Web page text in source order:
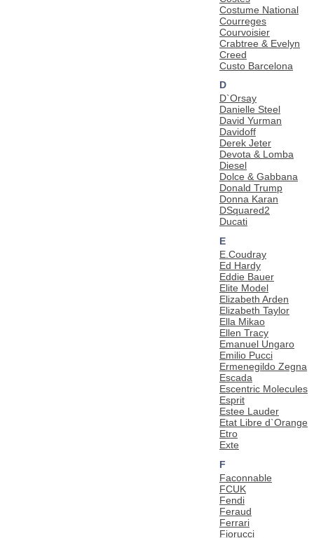
Costume National
Courreges
Courvoisier
Crabtree & Evelyn
Creed
Custo Barcelona
D
D`Orsay
Danielle Steel
David Yurman
Davidoff
Derek Jeter
Devota & Lomba
Diesel
Dolce & Gabbana
Donald Trump
Donna Karan
DSquared2
Ducati
E
E.Coudray
Ed Hardy
Eddie Bauer
Elite Model
Elizabeth Arden
Elizabeth Taylor
Ella Mikao
Ellen Tracy
Emanuel Ungaro
Emilio Pucci
Ermenegildo Zegna
Escada
Escentric Molecules
Esprit
Estee Lauder
Etat Libre d`Orange
Etro
Exte
F
Faconnable
FCUK
Fendi
Feraud
Ferrari
Fiorucci